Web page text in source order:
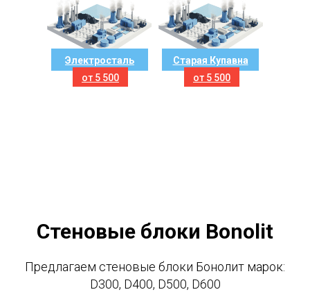
Старая Купавна
от 5 500
Электросталь
от 5 500
Стеновые блоки Bonolit
Предлагаем стеновые блоки Бонолит марок:
D300, D400, D500, D600